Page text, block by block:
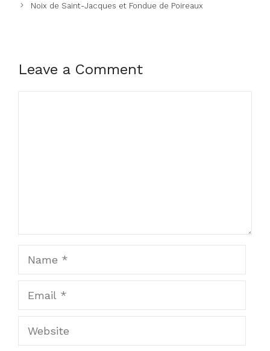
Noix de Saint-Jacques et Fondue de Poireaux
Leave a Comment